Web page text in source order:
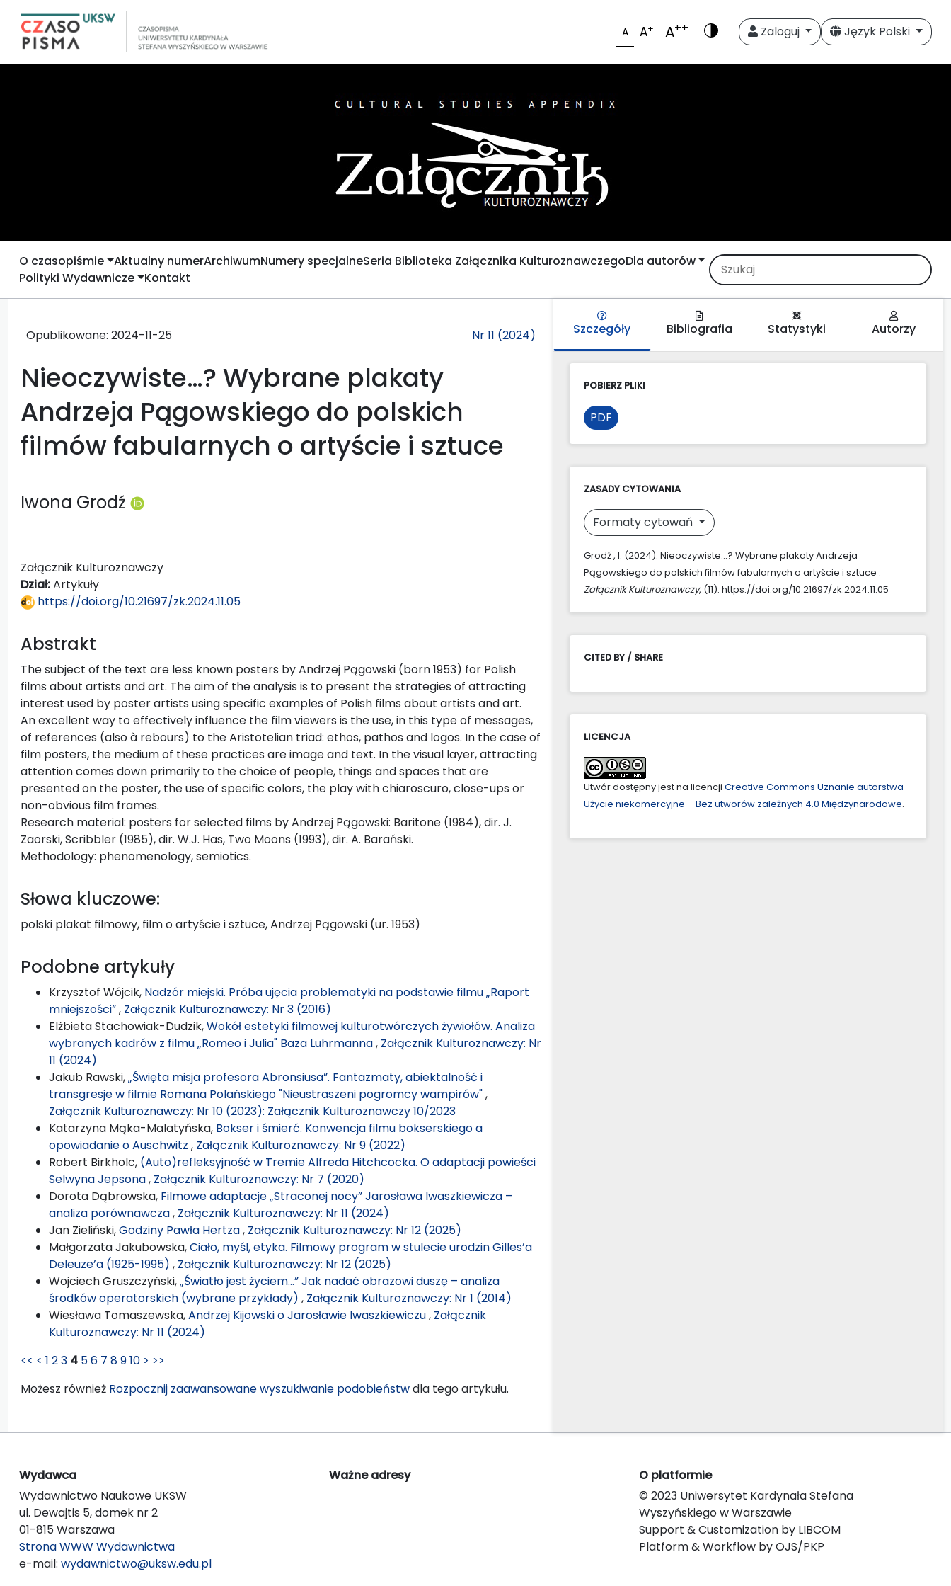
A A+ A++ Zaloguj Język Polski
O czasopiśmie Aktualny numerArchiwumNumery specjalneSeria Biblioteka Załącznika KulturoznawczegoDla autorów
Polityki Wydawnicze Kontakt
Opublikowane: 2024-11-25 Nr 11 (2024)
Nieoczywiste…? Wybrane plakaty
Andrzeja Pągowskiego do polskich
filmów fabularnych o artyście i sztuce
Iwona Grodź
Załącznik Kulturoznawczy
Dział:Artykuły
https://doi.org/10.21697/zk.2024.11.05
Abstrakt
The subject of the text are less known posters by Andrzej Pągowski (born 1953) for Polish
films about artists and art. The aim of the analysis is to present the strategies of attracting
interest used by poster artists using specific examples of Polish films about artists and art.
An excellent way to effectively influence the film viewers is the use, in this type of messages,
of references (also à rebours) to the Aristotelian triad: ethos, pathos and logos. In the case of
film posters, the medium of these practices are image and text. In the visual layer, attracting
attention comes down primarily to the choice of people, things and spaces that are
presented on the poster, the use of specific colors, the play with chiaroscuro, close-ups or
non-obvious film frames.
Research material: posters for selected films by Andrzej Pągowski: Baritone (1984), dir. J.
Zaorski, Scribbler (1985), dir. W.J. Has, Two Moons (1993), dir. A. Barański.
Methodology: phenomenology, semiotics.
Słowa kluczowe:
polski plakat filmowy, film o artyście i sztuce, Andrzej Pągowski (ur. 1953)
Podobne artykuły
Krzysztof Wójcik, Nadzór miejski. Próba ujęcia problematyki na podstawie filmu „Raport
mniejszości”, Załącznik Kulturoznawczy: Nr 3 (2016)
Elżbieta Stachowiak-Dudzik,Wokół estetyki filmowej kulturotwórczych żywiołów. Analiza
wybranych kadrów z filmu „Romeo i Julia" Baza Luhrmanna, Załącznik Kulturoznawczy: Nr
11 (2024)
Jakub Rawski,„Święta misja profesora Abronsiusa”. Fantazmaty, abiektalność i
transgresje w filmie Romana Polańskiego "Nieustraszeni pogromcy wampirów",
Załącznik Kulturoznawczy: Nr 10 (2023): Załącznik Kulturoznawczy 10/2023
Katarzyna Mąka-Malatyńska, Bokser i śmierć. Konwencja filmu bokserskiego a
opowiadanie o Auschwitz , Załącznik Kulturoznawczy: Nr 9 (2022)
Robert Birkholc, (Auto)refleksyjność w Tremie Alfreda Hitchcocka. O adaptacji powieści
Selwyna Jepsona, Załącznik Kulturoznawczy: Nr 7 (2020)
Dorota Dąbrowska, Filmowe adaptacje „Straconej nocy” Jarosława Iwaszkiewicza –
analiza porównawcza, Załącznik Kulturoznawczy: Nr 11 (2024)
Jan Zieliński,Godziny Pawła Hertza, Załącznik Kulturoznawczy: Nr 12 (2025)
Małgorzata Jakubowska,Ciało, myśl, etyka. Filmowy program w stulecie urodzin Gilles’a
Deleuze’a (1925-1995) , Załącznik Kulturoznawczy: Nr 12 (2025)
Wojciech Gruszczyński,„Światło jest życiem…” Jak nadać obrazowi duszę – analiza
środków operatorskich (wybrane przykłady) , Załącznik Kulturoznawczy: Nr 1 (2014)
Wiesława Tomaszewska,Andrzej Kijowski o Jarosławie Iwaszkiewiczu, Załącznik
Kulturoznawczy: Nr 11 (2024)
<< < 1 23 4 56 7 8910 > >>
Możesz również Rozpocznij zaawansowane wyszukiwanie podobieństwdla tego artykułu.
Szczegóły Bibliografia Statystyki Autorzy
POBIERZ PLIKI
PDF
ZASADY CYTOWANIA
Formaty cytowań
Grodź , I. (2024). Nieoczywiste…? Wybrane plakaty Andrzeja
Pągowskiego do polskich filmów fabularnych o artyście i sztuce .
Załącznik Kulturoznawczy, (11). https://doi.org/10.21697/zk.2024.11.05
CITED BY / SHARE
LICENCJA
Utwór dostępny jest na licencji Creative Commons Uznanie autorstwa –
Użycie niekomercyjne – Bez utworów zależnych 4.0 Międzynarodowe.
Wydawca
Wydawnictwo Naukowe UKSW
ul. Dewajtis 5, domek nr 2
01-815 Warszawa
Strona WWW Wydawnictwa
e-mail: wydawnictwo@uksw.edu.pl
Ważne adresy
O platformie
© 2023 Uniwersytet Kardynała Stefana
Wyszyńskiego w Warszawie
Support & Customization by LIBCOM
Platform & Workflow by OJS/PKP